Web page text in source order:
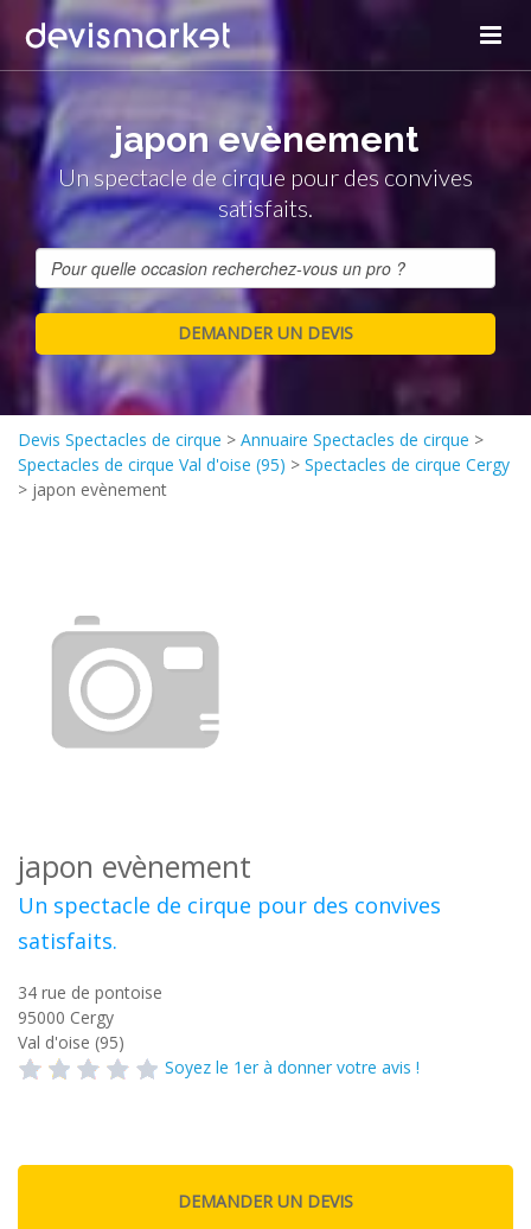
japon evènement
Un spectacle de cirque pour des convives
satisfaits.
Devis Spectacles de cirque > Annuaire Spectacles de cirque >
Spectacles de cirque Val d'oise (95) > Spectacles de cirque Cergy
> japon evènement
japon evènement
Un spectacle de cirque pour des convives
satisfaits.
34 rue de pontoise
95000 Cergy
Val d'oise (95)
Soyez le 1er à donner votre avis !